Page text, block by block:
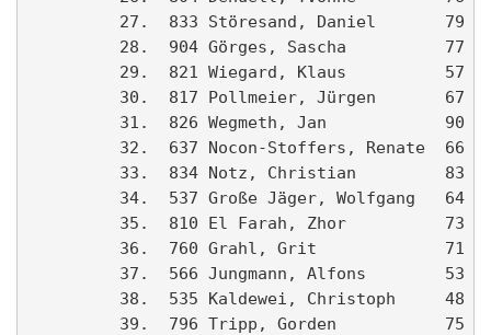
27.  833 Störesand, Daniel       79
28.  904 Görges, Sascha          77
29.  821 Wiegard, Klaus          57
30.  817 Pollmeier, Jürgen       67
31.  826 Wegmeth, Jan            90
32.  637 Nocon-Stoffers, Renate  66
33.  834 Notz, Christian         83
34.  537 Große Jäger, Wolfgang   64
35.  810 El Farah, Zhor          73
36.  760 Grahl, Grit             71
37.  566 Jungmann, Alfons        53
38.  535 Kaldewei, Christoph     48
39.  796 Tripp, Gorden           75